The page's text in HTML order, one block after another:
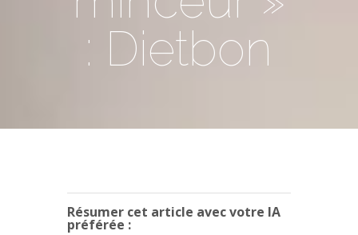
: Dietbon
Résumer cet article avec votre IA
préférée :